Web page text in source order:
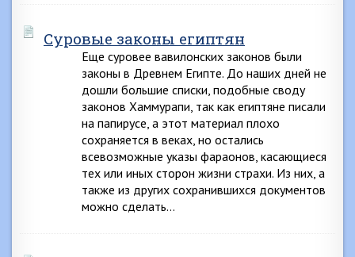
Суровые законы египтян
Еще суровее вавилонских законов были
законы в Древнем Египте. До наших дней не
дошли большие списки, подобные своду
законов Хаммурапи, так как египтяне писали
на папирусе, а этот материал плохо
сохраняется в веках, но остались
всевозможные указы фараонов, касающиеся
тех или иных сторон жизни страхи. Из них, а
также из других сохранившихся документов
можно сделать…